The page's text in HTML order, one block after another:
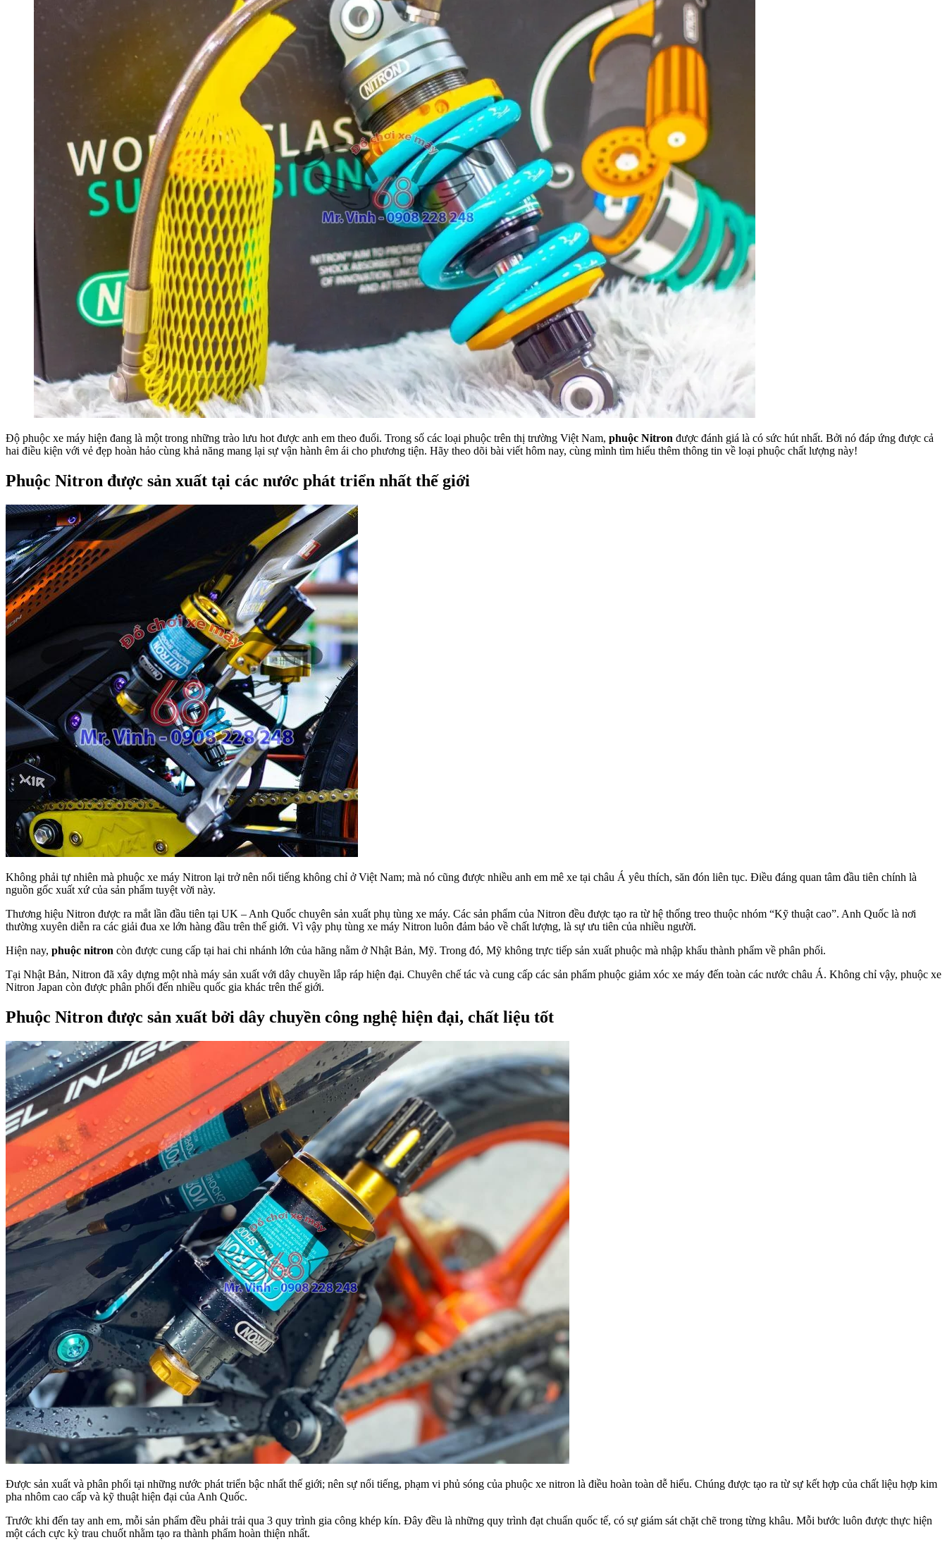
Độ phuộc xe máy hiện đang là một trong những trào lưu hot được anh em theo đuổi. Trong số các loại phuộc trên thị trường Việt Nam, phuộc Nitron được đánh giá là có sức hút nhất. Bởi nó đáp ứng được cả
hai điều kiện với vẻ đẹp hoàn hảo cùng khả năng mang lại sự vận hành êm ái cho phương tiện. Hãy theo dõi bài viết hôm nay, cùng mình tìm hiểu thêm thông tin về loại phuộc chất lượng này!
Phuộc Nitron được sản xuất tại các nước phát triển nhất thế giới
Không phải tự nhiên mà phuộc xe máy Nitron lại trở nên nổi tiếng không chỉ ở Việt Nam; mà nó cũng được nhiều anh em mê xe tại châu Á yêu thích, săn đón liên tục. Điều đáng quan tâm đầu tiên chính là
nguồn gốc xuất xứ của sản phẩm tuyệt vời này.
Thương hiệu Nitron được ra mắt lần đầu tiên tại UK – Anh Quốc chuyên sản xuất phụ tùng xe máy. Các sản phẩm của Nitron đều được tạo ra từ hệ thống treo thuộc nhóm “Kỹ thuật cao”. Anh Quốc là nơi
thường xuyên diễn ra các giải đua xe lớn hàng đầu trên thế giới. Vì vậy phụ tùng xe máy Nitron luôn đảm bảo về chất lượng, là sự ưu tiên của nhiều người.
Hiện nay, phuộc nitron còn được cung cấp tại hai chi nhánh lớn của hãng nằm ở Nhật Bản, Mỹ. Trong đó, Mỹ không trực tiếp sản xuất phuộc mà nhập khẩu thành phẩm về phân phối.
Tại Nhật Bản, Nitron đã xây dựng một nhà máy sản xuất với dây chuyền lắp ráp hiện đại. Chuyên chế tác và cung cấp các sản phẩm phuộc giảm xóc xe máy đến toàn các nước châu Á. Không chỉ vậy, phuộc xe
Nitron Japan còn được phân phối đến nhiều quốc gia khác trên thế giới.
Phuộc Nitron được sản xuất bởi dây chuyền công nghệ hiện đại, chất liệu tốt
Được sản xuất và phân phối tại những nước phát triển bậc nhất thế giới; nên sự nổi tiếng, phạm vi phủ sóng của phuộc xe nitron là điều hoàn toàn dễ hiểu. Chúng được tạo ra từ sự kết hợp của chất liệu hợp kim
pha nhôm cao cấp và kỹ thuật hiện đại của Anh Quốc.
Trước khi đến tay anh em, mỗi sản phẩm đều phải trải qua 3 quy trình gia công khép kín. Đây đều là những quy trình đạt chuẩn quốc tế, có sự giám sát chặt chẽ trong từng khâu. Mỗi bước luôn được thực hiện
một cách cực kỳ trau chuốt nhằm tạo ra thành phẩm hoàn thiện nhất.